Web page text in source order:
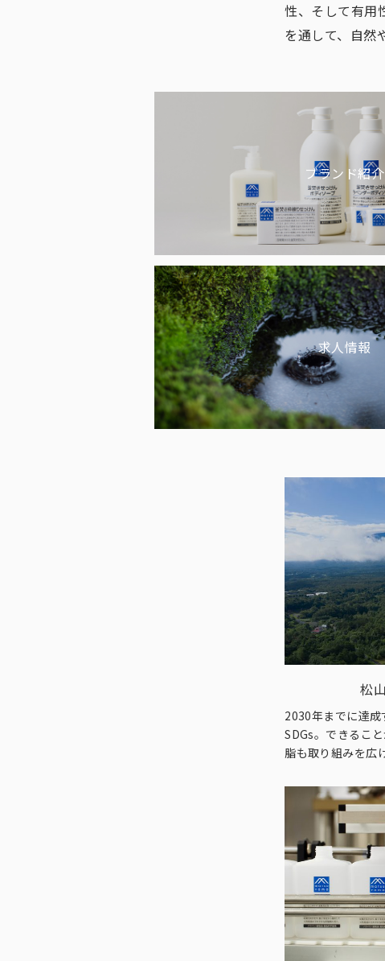
性、そして有用
を通して、自然
ブランド紹介
求人情報
松
2030年までに達成
SDGs。できるこ
脂も取り組みを広